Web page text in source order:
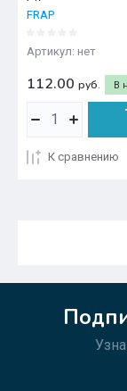
FRAP
Артикул: нет
В
112.00 руб.
К сравнению